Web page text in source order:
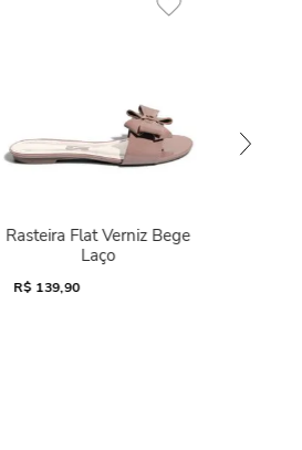
Rasteira Flat Verniz Bege
Laço
R$ 139,90